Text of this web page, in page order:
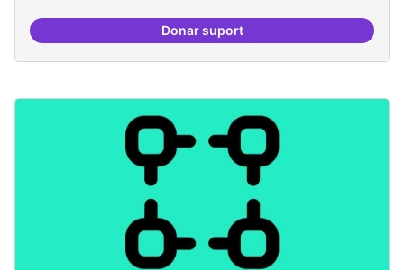
Donar suportCanòdrom com a espai de